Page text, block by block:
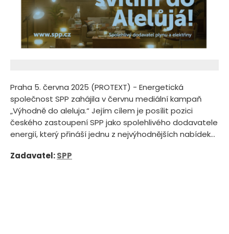
Praha 5. června 2025 (PROTEXT) - Energetická
společnost SPP zahájila v červnu mediální kampaň
„Výhodně do aleluja.“ Jejím cílem je posílit pozici
českého zastoupení SPP jako spolehlivého dodavatele
energií, který přináší jednu z nejvýhodnějších nabídek...
Zadavatel:SPP